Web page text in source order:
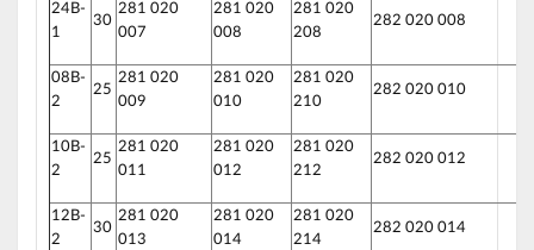
24B-
1
30
281 020
007
281 020
008
281 020
208
282 020 008
08B-
2
25
281 020
009
281 020
010
281 020
210
282 020 010
10B-
2
25
281 020
011
281 020
012
281 020
212
282 020 012
12B-
2
30
281 020
013
281 020
014
281 020
214
282 020 014